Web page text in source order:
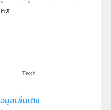
ต
Text
มูลเพิ่มเติม